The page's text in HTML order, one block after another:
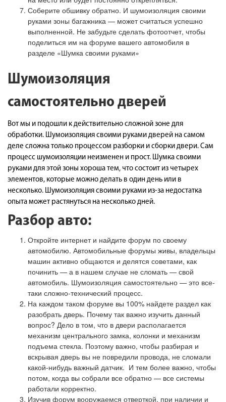
Соберите обшивку обратно. И шумоизоляция своими
руками зоны багажника — может считаться успешно
выполненной. Не забудьте сделать фотоотчет, чтобы
поделиться им на форуме вашего автомобиля в
разделе «Шумка своими руками»
Шумоизоляция
самостоятельно дверей
Вот мы и подошли к действительно сложной зоне для
обработки. Шумоизоляция своими руками дверей на самом
деле сложна только процессом разборки и сборки двери. Сам
процесс шумоизоляции неизменен и прост. Шумка своими
руками для этой зоны хороша тем, что состоит из четырех
элементов, которые можно делать в один день или в
несколько. Шумоизоляция своими руками из-за недостатка
опыта может растянуться на несколько дней.
Разбор авто:
Откройте интернет и найдите форум по своему
автомобилю. Автомобильные форумы живы, владельцы
машин активно общаются и делятся советами, как
починить — а в нашем случае не сломать — свой
автомобиль. Шумоизоляция самостоятельно — это все-
таки сложно-технический процесс.
На каждом таком форуме вы 100% найдете раздел как
разобрать дверь. Почему так важно изучить данный
вопрос? Дело в том, что в двери располагается
механизм центрального замка, колонки и механизм
подъема стекла. Поэтому важно, чтобы разбирая и
вскрывая дверь вы не повредили провода, не сломали
какой-нибудь важный датчик. И тем более важно, чтобы
потом, когда вы собрали все обратно — все системы
работали корректно.
Изучив форум вооружаемся отверткой, при наличии и